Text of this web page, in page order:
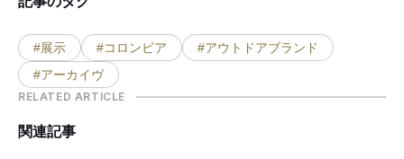
#展示 #コロンビア
#アウトドアブランド
#アーカイヴ
RELATED ARTICLE
関連記事